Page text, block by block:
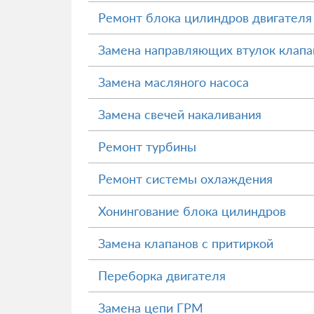
Ремонт блока цилиндров двигателя
Замена направляющих втулок
Замена масляного насоса
Замена свечей накаливания
Ремонт турбины
Ремонт системы охлаждения
Хонингование блока цилиндров
Замена клапанов с притиркой
Переборка двигателя
Замена цепи ГРМ